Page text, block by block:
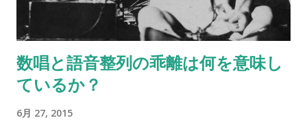
数唱と語音整列の乖離は何を意味し
ているか？
6月 27, 2015